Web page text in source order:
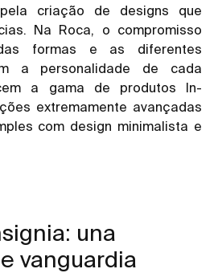
criação de designs que
Na Roca, o compromisso
formas e as diferentes
a personalidade de cada
a gama de produtos In-
extremamente avançadas
com design minimalista e
una
vanguardia